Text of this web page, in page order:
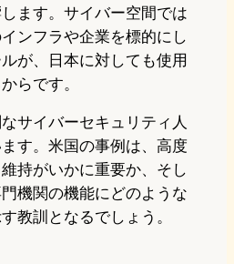
ます。サイバー空間では
ンフラや企業を標的にし
が、日本に対しても使用
らです。
サイバーセキュリティ人
す。米国の事例は、高度
持がいかに重要か、そし
機関の機能にどのような
教訓となるでしょう。